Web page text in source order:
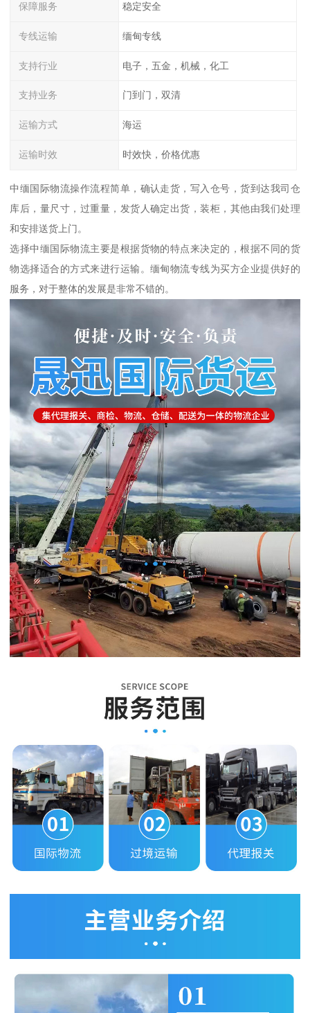
保障服务 稳定安全
专线运输 缅甸专线
支持行业 电子，五金，机械，化工
支持业务 门到门，双清
运输方式 海运
运输时效 时效快，价格优惠
中缅国际物流操作流程简单，确认走货，写入仓号，货到达我司仓
库后，量尺寸，过重量，发货人确定出货，装柜，其他由我们处理
和安排送货上门。
选择中缅国际物流主要是根据货物的特点来决定的，根据不同的货
物选择适合的方式来进行运输。缅甸物流专线为买方企业提供好的
服务，对于整体的发展是非常不错的。